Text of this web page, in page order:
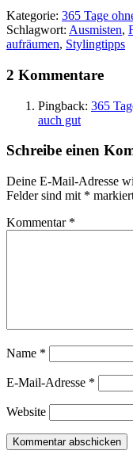
Kategorie: 365 Tage
Schlagwort: Ausmisten,
aufräumen, Stylingtipps
2 Kommentare
Pingback: 365
auch gut
Schreibe einen
Deine E-Mail-Adresse
Felder sind mit *
Kommentar *
Name *
E-Mail-Adresse *
Website